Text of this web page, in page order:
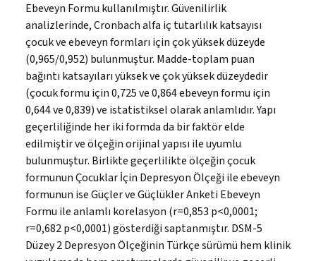
Ebeveyn Formu kullanılmıştır. Güvenilirlik
analizlerinde, Cronbach alfa iç tutarlılık katsayısı
çocuk ve ebeveyn formları için çok yüksek düzeyde
(0,965/0,952) bulunmuştur. Madde-toplam puan
bağıntı katsayıları yüksek ve çok yüksek düzeydedir
(çocuk formu için 0,725 ve 0,864 ebeveyn formu için
0,644 ve 0,839) ve istatistiksel olarak anlamlıdır. Yapı
geçerliliğinde her iki formda da bir faktör elde
edilmiştir ve ölçeğin orijinal yapısı ile uyumlu
bulunmuştur. Birlikte geçerlilikte ölçeğin çocuk
formunun Çocuklar İçin Depresyon Ölçeği ile ebeveyn
formunun ise Güçler ve Güçlükler Anketi Ebeveyn
Formu ile anlamlı korelasyon (r=0,853 p<0,0001;
r=0,682 p<0,0001) gösterdiği saptanmıştır. DSM-5
Düzey 2 Depresyon Ölçeğinin Türkçe sürümü hem klinik